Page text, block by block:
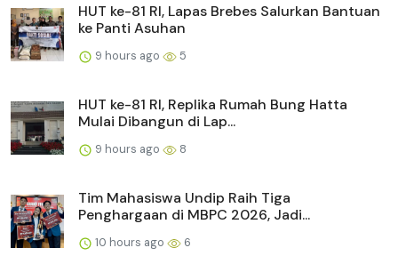
HUT ke-81 RI, Lapas Brebes Salurkan Bantuan
ke Panti Asuhan
9 hours ago 5
HUT ke-81 RI, Replika Rumah Bung Hatta
Mulai Dibangun di Lap...
9 hours ago 8
Tim Mahasiswa Undip Raih Tiga
Penghargaan di MBPC 2026, Jadi...
10 hours ago 6